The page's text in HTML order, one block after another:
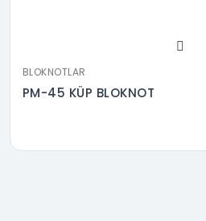
BLOKNOTLAR
PM-45 KÜP BLOKNOT